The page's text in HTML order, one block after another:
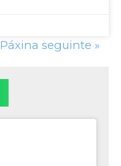
Páxina seguinte »